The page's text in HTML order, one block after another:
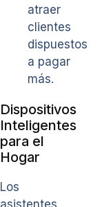
atraer
clientes
dispuestos
a pagar
más.
Dispositivos
Inteligentes
para el
Hogar
Los